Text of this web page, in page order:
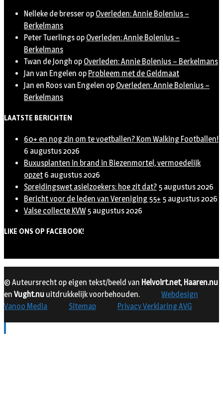
Nelleke de bresser op Overleden: Annie Bolenius –
Berkelmans
Peter Tuerlings op Overleden: Annie Bolenius –
Berkelmans
Twan de Jongh op Overleden: Annie Bolenius – Berkelmans
Jan van Engelen op Probleem met de Geldmaat
Jan en Roos van Engelen op Overleden: Annie Bolenius –
Berkelmans
LAATSTE BERICHTEN
60+ en nog zin om te voetballen? Kom Walking Footballen!
6 augustus 2026
Buxusplanten in brand in Biezenmortel, vermoedelijk
opzet 6 augustus 2026
Spreidingswet asielzoekers: hoe zit dat? 5 augustus 2026
Bericht voor de leden van Vereniging 55+ 5 augustus 2026
Valse collecte KVW 5 augustus 2026
LIKE ONS OP FACEBOOK!
© Auteursrecht op eigen tekst/beeld van Helvoirt.net, Haaren.nu
en Vught.nu uitdrukkelijk voorbehouden.
Webdesign
Vanoo Media
Sitemap Privacy Verklaring AVG